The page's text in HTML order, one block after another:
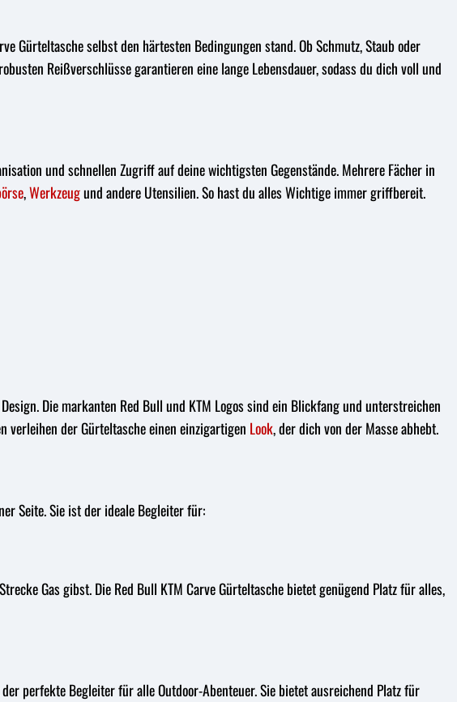
Gürteltasche selbst den härtesten Bedingungen stand. Ob Schmutz, Staub oder
Reißverschlüsse garantieren eine lange Lebensdauer, sodass du dich voll und
und schnellen Zugriff auf deine wichtigsten Gegenstände. Mehrere Fächer in
,Werkzeugund andere Utensilien. So hast du alles Wichtige immer griffbereit.
Die markanten Red Bull und KTM Logos sind ein Blickfang und unterstreichen
verleihen der Gürteltasche einen einzigartigen Look, der dich von der Masse abhebt.
Seite. Sie ist der ideale Begleiter für:
Gas gibst. Die Red Bull KTM Carve Gürteltasche bietet genügend Platz für alles,
perfekte Begleiter für alle Outdoor-Abenteuer. Sie bietet ausreichend Platz für